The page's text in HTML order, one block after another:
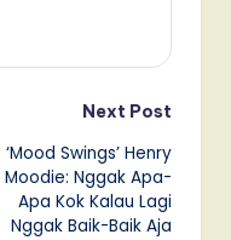
Next Post
‘Mood Swings’ Henry
Moodie: Nggak Apa-
Apa Kok Kalau Lagi
Nggak Baik-Baik Aja